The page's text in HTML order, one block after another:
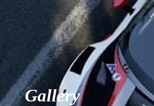
Gallery